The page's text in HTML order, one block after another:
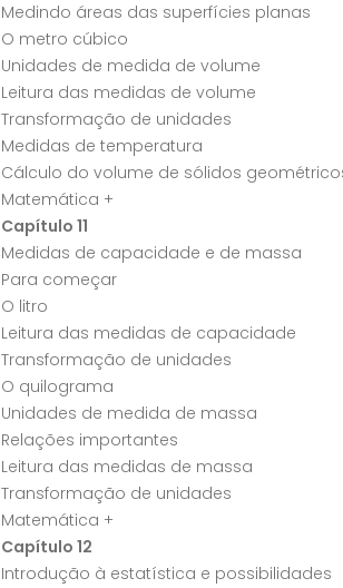
Medindo áreas das superfícies planas
O metro cúbico
Unidades de medida de volume
Leitura das medidas de volume
Transformação de unidades
Medidas de temperatura
Cálculo do volume de sólidos
Matemática +
Capítulo 11
Medidas de capacidade e de massa
Para começar
O litro
Leitura das medidas de capacidade
Transformação de unidades
O quilograma
Unidades de medida de massa
Relações importantes
Leitura das medidas de massa
Transformação de unidades
Matemática +
Capítulo 12
Introdução à estatística e possibilidades